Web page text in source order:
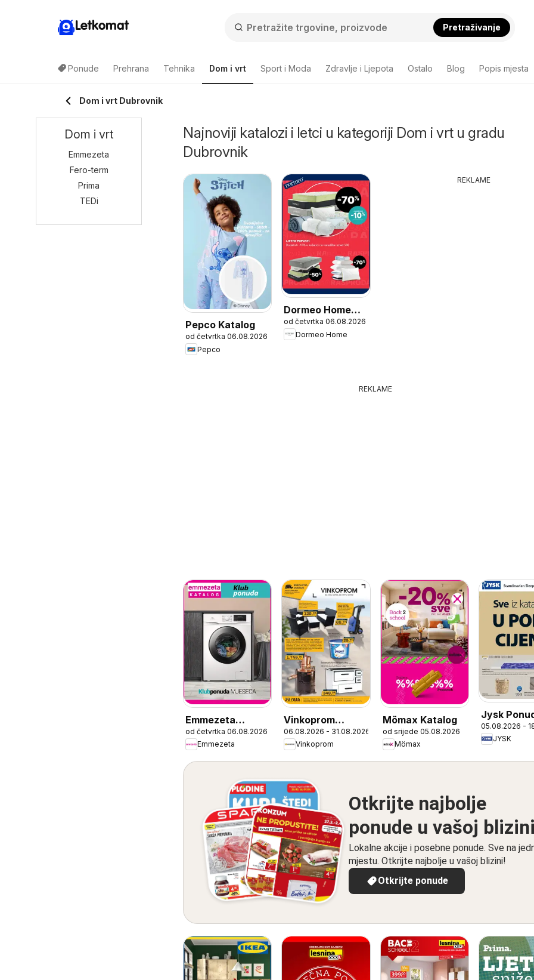
Letkomat Pretraživanje
Ponude Prehrana Tehnika Dom i vrt Sport i Moda Zdravlje i Ljepota Ostalo Blog Popis mjesta
Dom i vrt Dubrovnik
Najnoviji katalozi i letci u kategoriji Dom i vrt u gradu
Dubrovnik
Pepco Katalog
od četvrtka 06.08.2026
Pepco
Dormeo Home
Katalog
od četvrtka 06.08.2026
Dormeo Home
REKLAME
REKLAME
Emmezeta
Katalog
od četvrtka 06.08.2026
Emmezeta
Vinkoprom
Katalog
06.08.2026 - 31.08.2026
Vinkoprom
Mömax Katalog
od srijede 05.08.2026
Mömax
Jysk
05.08.2026 -
JYSK
Otkrijte najbolje
ponude u vašoj blizini
Lokalne akcije i posebne ponude. Sve na
mjestu. Otkrijte najbolje u vašoj blizini!
Otkrijte ponude
Dom i vrt
Emmezeta
Fero-term
Prima
TEDi